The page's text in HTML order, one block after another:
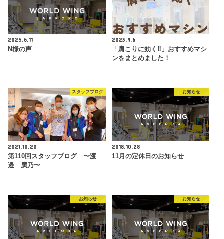
2025.6.11
N様の声
2023.9.6
「肩こりに効く‼︎」おすすめマシ
ンをまとめました！
スタッフブログ
2021.10.20
第110回スタッフブログ 〜渡
邉 廣乃〜
お知らせ
2018.10.28
11月の定休日のお知らせ
お知らせ お知らせ